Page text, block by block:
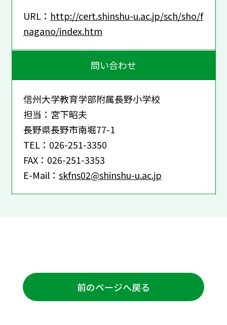
URL： http://cert.shinshu-u.ac.jp/sch/sho/f
nagano/index.htm
問い合わせ
信州大学教育学部附属長野小学校
担当：宮下昭夫
長野県長野市南堀77-1
TEL：026-251-3350
FAX：026-251-3353
E-Mail： skfns02@shinshu-u.ac.jp
前のページへ戻る